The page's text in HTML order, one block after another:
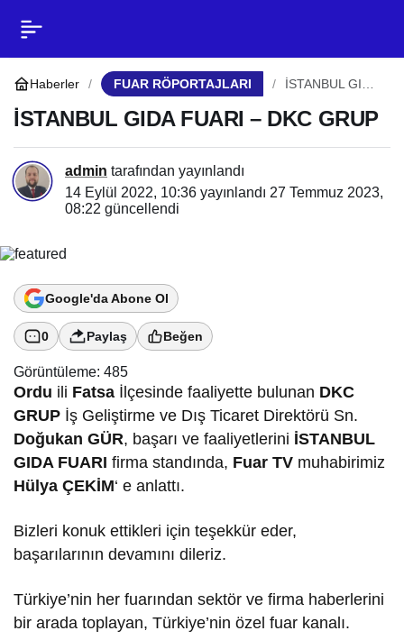
Haberler FUAR RÖPORTAJLARI
İSTANBUL GIDA
GRUP
İSTANBUL GIDA FUARI – DKC GRUP
admin tarafından yayınlandı
14 Eylül 2022, 10:36 yayınlandı 27 Temmuz 2023,
08:22 güncellendi
Google'da Abone Ol
0 Paylaş Beğen
Görüntüleme: 485
Ordu ili Fatsa İlçesinde faaliyette bulunan DKC
GRUP İş Geliştirme ve Dış Ticaret Direktörü Sn.
Doğukan GÜR, başarı ve faaliyetlerini İSTANBUL
GIDA FUARI firma standında, Fuar TV muhabirimiz
Hülya ÇEKİM‘ e anlattı.
Bizleri konuk ettikleri için teşekkür eder,
başarılarının devamını dileriz.
Türkiye’nin her fuarından sektör ve firma haberlerini
bir arada toplayan, Türkiye’nin özel fuar kanalı.
İSTANBUL GIDA FUARI –
DKC GRUP